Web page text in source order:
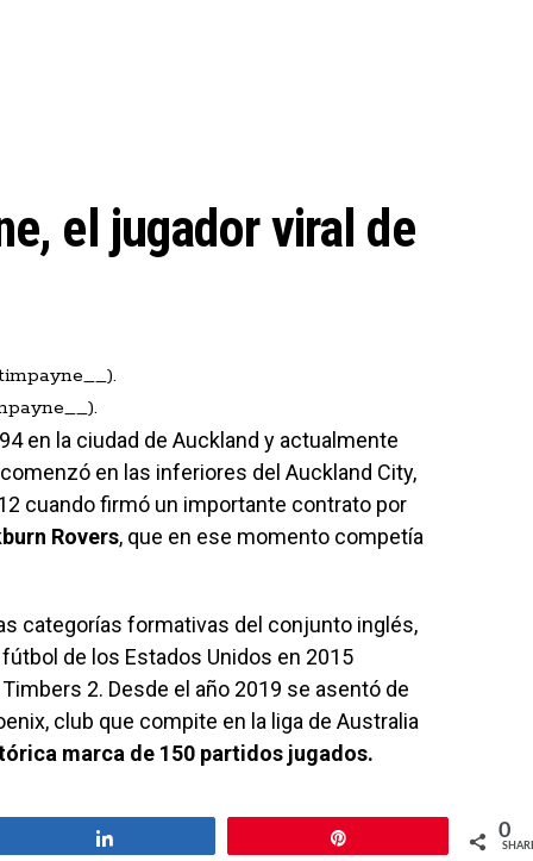
el jugador viral de
en la ciudad de Auckland y actualmente
en las inferiores del Auckland City,
cuando firmó un importante contrato por
Rovers, que en ese momento competía
categorías formativas del conjunto inglés,
de los Estados Unidos en 2015
2. Desde el año 2019 se asentó de
club que compite en la liga de Australia
marca de 150 partidos jugados.
0